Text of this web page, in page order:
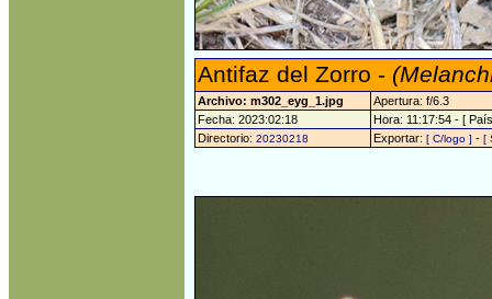
Antifaz del Zorro -
Archivo: m302_eyg_1.jpg
Apertura: f/6.3
Fecha: 2023:02:18
Hora: 11:17:54 - [
Directorio: 20230218 Exportar: [ C/logo ] - [